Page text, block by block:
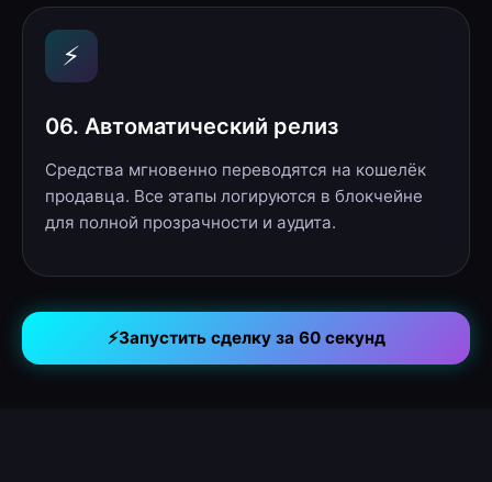
⚡
06. Автоматический релиз
Средства мгновенно переводятся на кошелёк
продавца. Все этапы логируются в блокчейне
для полной прозрачности и аудита.
⚡Запустить сделку за 60 секунд